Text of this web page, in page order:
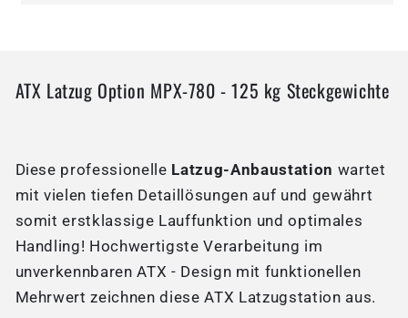
ATX Latzug Option MPX-780 - 125 kg Steckgewichte
Diese professionelle Latzug-Anbaustation wartet
mit vielen tiefen Detaillösungen auf und gewährt
somit erstklassige Lauffunktion und optimales
Handling! Hochwertigste Verarbeitung im
unverkennbaren ATX - Design mit funktionellen
Mehrwert zeichnen diese ATX Latzugstation aus.